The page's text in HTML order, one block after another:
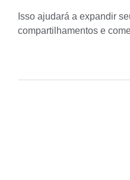
Isso ajudará a expandir
compartilhamentos e